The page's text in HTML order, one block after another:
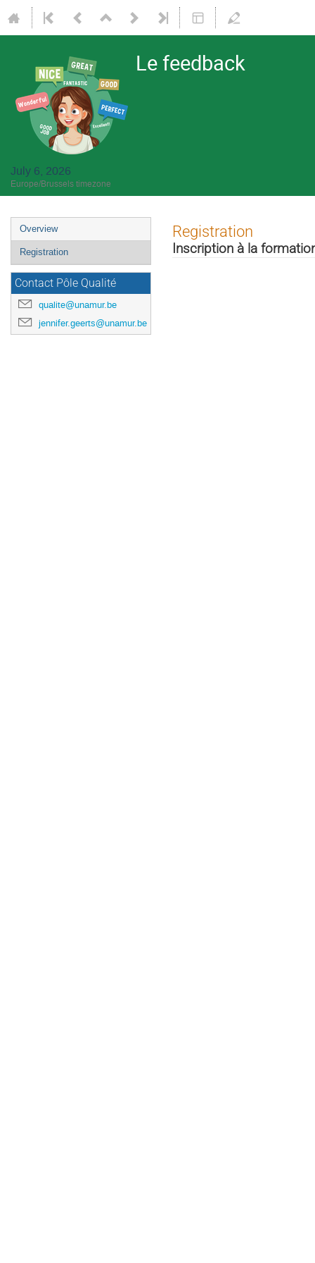
Le feedback
July 6, 2026
Europe/Brussels timezone
Event
menu
Overview
Registration
Contact Pôle Qualité
qualite@unamur.be
jennifer.geerts@unamur.be
Registration
Inscription à la